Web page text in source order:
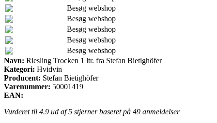
Besøg webshop
Besøg webshop
Besøg webshop
Besøg webshop
Besøg webshop
Navn: Riesling Trocken 1 ltr. fra Stefan Bietighöfer
Kategori: Hvidvin
Producent: Stefan Bietighöfer
Varenummer: 50001419
EAN:
Vurderet til 4.9 ud af 5 stjerner baseret på 49 anmeldelser